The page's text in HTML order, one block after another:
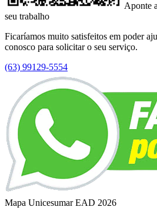
Aponte
seu trabalho
Ficaríamos muito satisfeitos em poder
conosco para solicitar o seu serviço.
(63) 99129-5554
Mapa Unicesumar EAD 2026